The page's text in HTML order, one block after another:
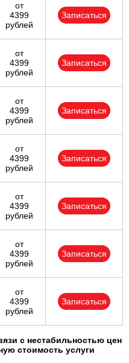
от
4399
рублей
Записаться
от
4399
рублей
Записаться
от
4399
рублей
Записаться
от
4399
рублей
Записаться
от
4399
рублей
Записаться
от
4399
рублей
Записаться
от
4399
рублей
Записаться
с нестабильностью цен
стоимость услуги